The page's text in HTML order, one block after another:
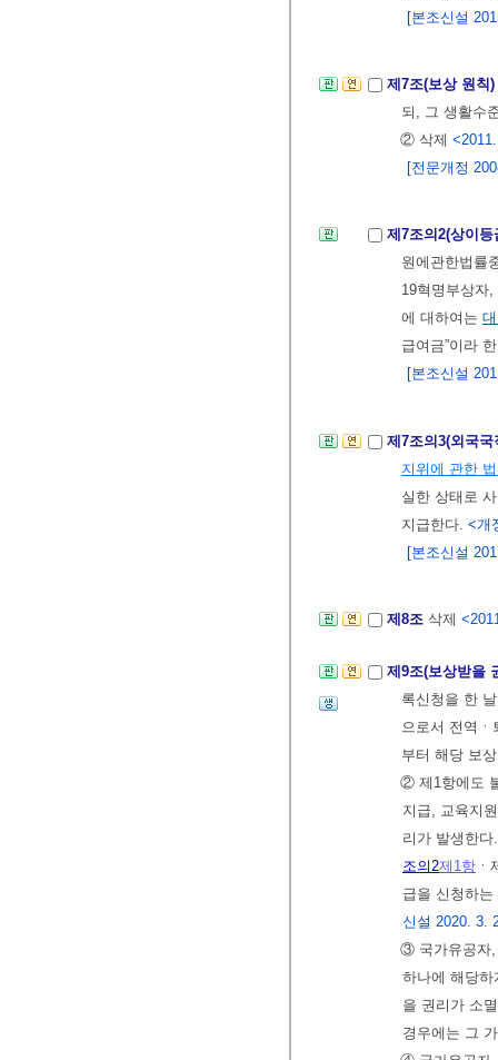
[본조신설
제7조(보상 원칙)
되, 그 생활수
② 삭제
[전문개정
제7조의2(상이
원에관한법률
19혁명부상자
에 대하여는
급여금”이라
[본조신설
제7조의3(외국
지위에 관한
실한 상태로
지급한다. <개
[본조신설
제8조 삭제
제9조(보상받을
록신청을 한
으로서 전역
부터 해당 보
② 제1항에도
지급, 교육지
리가 발생한
조의2제1항
급을 신청하
신설 2020. 3.
③ 국가유공자
하나에 해당
을 권리가 소
경우에는 그